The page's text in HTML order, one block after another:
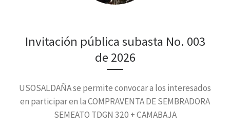
Invitación pública subasta No. 003
de 2026
USOSALDAÑA se permite convocar a los interesados
en participar en la COMPRAVENTA DE SEMBRADORA
SEMEATO TDGN 320 + CAMABAJA